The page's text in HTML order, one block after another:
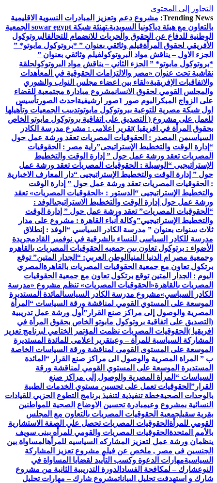
التجاوز إلى المحتوى
Trending News: مشروع دعم وتعزيز المبادرات النسوية الاقليمية
بالتعاون مع هيئة دياكونيا السويدية.
تهنئة شبكة sowar egypt الجمعية
الوطنية للدفاع عن الحقوق والحريات للانضمام للتحالفالبروتوكول
الأفريقي لحقوق المرأةفيلم وثائقي بعنوان ” *بروتوكول مابوتو* ”
الجزء الاول – يناقش مواد البروتوكولفيلم وثائقي بعنوان ”
*بروتوكول مابوتو* ” الجزء الثاني – يناقش مواد البروتوكولحلقة
نقاشية تحت عنوان «مصر والالتزامات الحقوقية في المعاهدات
والاتفاقيات الإفريقية»لقاء بين اعضاء مجلس النواب والشوري
والمجلس القومي لحقوق الانسانمشروع مبادارة مجتمعية للقضاء
على الزواج المبكر البوم صور 1 صور ارشيفية احدث الصورتأسيس
اول شبكة مصرية للتوعية ببروتوكول مابوتوتدىيب الجمعيات وتأهيلها
للعمل على مشروع ( التصديق على اتفاقية بروتوكول مابوتو الخاص
بحقوق المرأة في افريقيا )تقرير اعلامى : مشرع مدرسة الكادر
السياسىمن المصدر : الحقوقيات المصريات تعقد ورشة عمل حول
“إدارة الوقت والتخطيط الإستراتيجى”راية مصر : الحقوقيات
المصريات تعقد ورشة عمل حول ” إدارة الوقت والتخطيط
الإستراتيجيى “ الوسيلة : الحقوقيات المصريات تعقد ورشة عمل
حول ” إدارة الوقت والتخطيط الإستراتيجيى “دار المعارف الاخبارية
: الحقوقيات المصريات تعقد ورشة عمل حول ” إدارة الوقت
والتخطيط الإستراتيجيى “ الدستور : «الحقوقيات المصريات» تعقد
ورشة عمل حول إدارة الوقت والتخطيط الاستراتيجىالوفد :
“الحقوقيات المصريات” تعقد ورشة عمل حول ” إدارة الوقت
والتخطيط الإستراتيجيي”وكالة أنباء القاهرة : مشروع على مدار
ثلاث سنوات بعنوان ” مدرسة الكادر السياسي “ الوفد : إنطلاق
مدرسة للكادر السياسى للنساء بالشرقية في نوفمبر القادمجريدة
الأضواء : برتوكول تعاون بين جمعيه الحقوقيات المصريات بالقاهره
وجمعية مصر ام الدنيا المنيا الوطن العربي: “الجدار المتين” توقع
برتكول تعاون مع جمعية الحقوقيات المصريات بالقاهرة المصري
اليوم : الجدار المتين توقع برتكول تعاون مع جمعية الحقوقيات
المصريات بالقاهرة«الحقوقيات المصريات» تنظم مشروع «مدرسة
الكادر السياسي»مشروع مدرسة الكادر السياسىالمائدة المستديرة
الموسعة على المستوي القومي لمناقشة ورقة السياسات “المرأة
المصرية والوصول إلى مراكز صنع القرار” أول ورشة عمل تدريبية
(التصديق على اتفاقية بروتوكول مابوتو الخاص بحقوق المرأة في
افريقيا ) الحقوقيات المصريات نظمت المؤتمر الختامي لبرنامج تعزيز
المشاركة السياسية للمرأة – وعيتقرير اعلامى للمائدة المستديرة
الموسعة على المستوى القومى لمناقشة ورقة السياسات الخاصة
ب ” المراة المصرية والوصول الى مراكز صنع القرار “ المائدة
المستديرة الموسعة على المستوي القومي لمناقشة ورقة
السياسات “المرأة المصرية والوصول إلى مراكز صنع
القرار” الحقوقيات تعمل على تحسين مستوي الخدمات الطبية
بالوحدات الصحيةخطة تنفيذية لتنفيذ برنامج التطوع الحزبي للقيادات
النسائية بمشروع وعيمبادرة تحسين الاوضاع الصحية للمواطنين
بقرية سقيلجمعية الحقوقيات المصريات بالتعاون مع المجلس
القومي للمرأة الحقوقيات المصريات تحصل علي الصفة الاستشارية
بالأمم المتحدة الحقوقيات المصريات والقومي للمرأه ببنى سويف
ينظمان ورشة عمل لتعزيز المشاركه السياسيه للمرأهالمساواة بين
الجنسين فى مصر , ملخص عن فيلم مشروع تعزيز المشاركة
السياسيةمهارات الدعوة وكسب التأييد لقضايا المساواة في
النوعشارك – لمكافحة الفساد الدورة التدريبية الثانية من مشروع
شارك و استهدفت تحليل البياناتمشروع شارك – مهارات تحليل